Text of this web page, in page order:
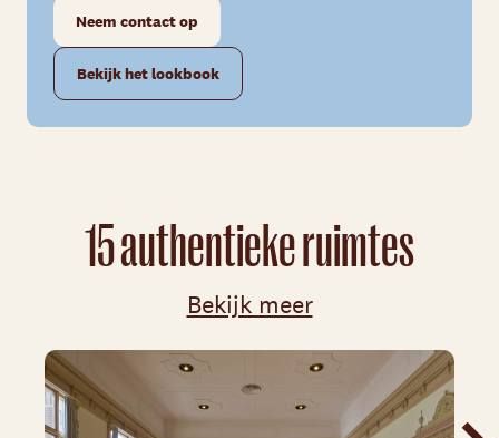
Neem contact op
Bekijk het lookbook
15 authentieke ruimtes
Bekijk meer